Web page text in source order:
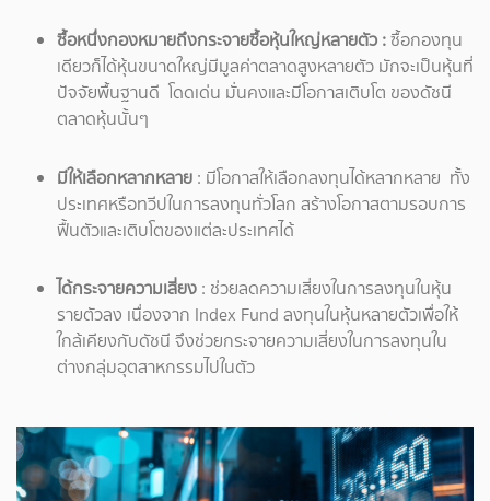
ซื้อหนึ่งกองหมายถึงกระจายซื้อหุ้นใหญ่หลายตัว :ซื้อกองทุน
เดียวก็ได้หุ้นขนาดใหญ่มีมูลค่าตลาดสูงหลายตัว มักจะเป็นหุ้นที่
ปัจจัยพื้นฐานดี โดดเด่น มั่นคงและมีโอกาสเติบโต ของดัชนี
ตลาดหุ้นนั้นๆ
มีให้เลือกหลากหลาย : มีโอกาสให้เลือกลงทุนได้หลากหลาย ทั้ง
ประเทศหรือทวีปในการลงทุนทั่วโลก สร้างโอกาสตามรอบการ
ฟื้นตัวและเติบโตของแต่ละประเทศได้
ได้กระจายความเสี่ยง : ช่วยลดความเสี่ยงในการลงทุนในหุ้น
รายตัวลง เนื่องจาก Index Fund ลงทุนในหุ้นหลายตัวเพื่อให้
ใกล้เคียงกับดัชนี จึงช่วยกระจายความเสี่ยงในการลงทุนใน
ต่างกลุ่มอุตสาหกรรมไปในตัว